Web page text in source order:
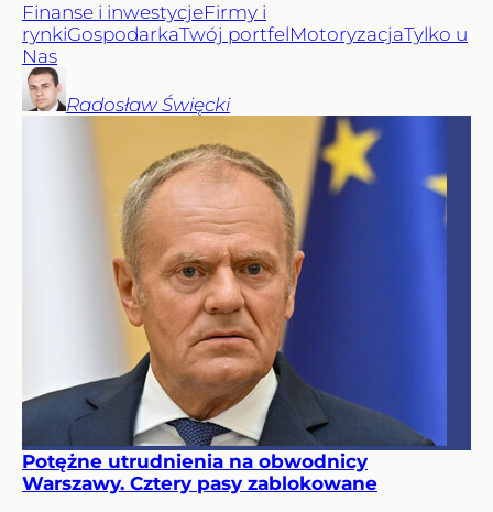
Finanse i inwestycjeFirmy i
rynkiGospodarkaTwój portfelMotoryzacjaTylko u
Nas
Radosław Święcki
Potężne utrudnienia na obwodnicy
Warszawy. Cztery pasy zablokowane